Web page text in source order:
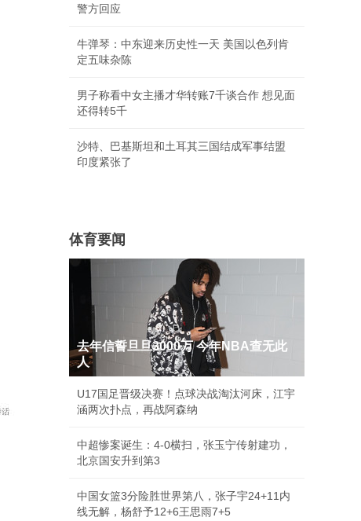
警方回应
牛弹琴：中东迎来历史性一天 美国以色列肯
定五味杂陈
男子称看中女主播才华转账7千谈合作 想见面
还得转5千
沙特、巴基斯坦和土耳其三国结成军事结盟
印度紧张了
体育要闻
去年信誓旦旦3000万 今年NBA查无此
人
U17国足晋级决赛！点球决战淘汰河床，江宇
涵两次扑点，再战阿森纳
中超惨案诞生：4-0横扫，张玉宁传射建功，
北京国安升到第3
中国女篮3分险胜世界第八，张子宇24+11内
线无解，杨舒予12+6王思雨7+5